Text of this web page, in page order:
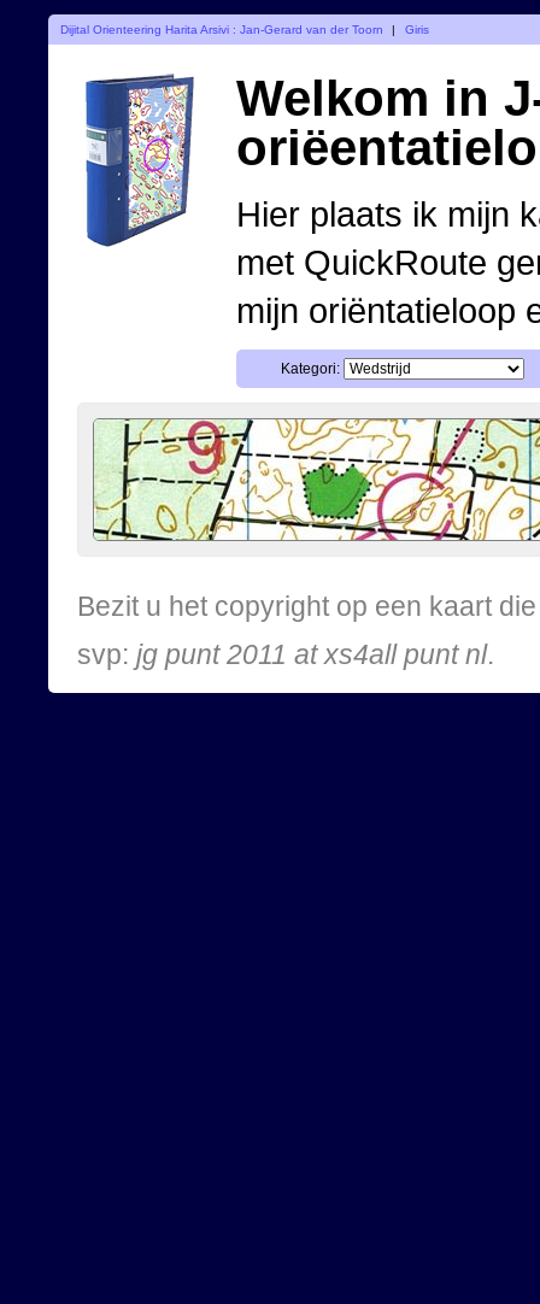
Dijital Orienteering Harita Arsivi : Jan-Gerard van der Toorn | Giris
Welkom in
Hier plaats ik mijn
met QuickRoute
mijn oriëntatieloop
Kategori:
Bezit u het copyright op een kaart
svp: jg punt 2011 at xs4all punt nl.